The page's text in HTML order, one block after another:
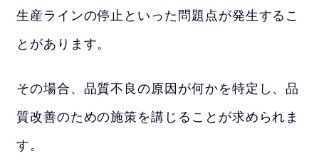
生産ラインの停止といった問題点が発生するこ
とがあります。
その場合、品質不良の原因が何かを特定し、品
質改善のための施策を講じることが求められま
す。